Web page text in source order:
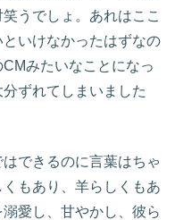
うでしょ。あれはここ
いけなかったはずなの
みたいなことになっ
ずれてしまいました
できるのに言葉はちゃ
もあり、羊らしくもあ
愛し、甘やかし、彼ら